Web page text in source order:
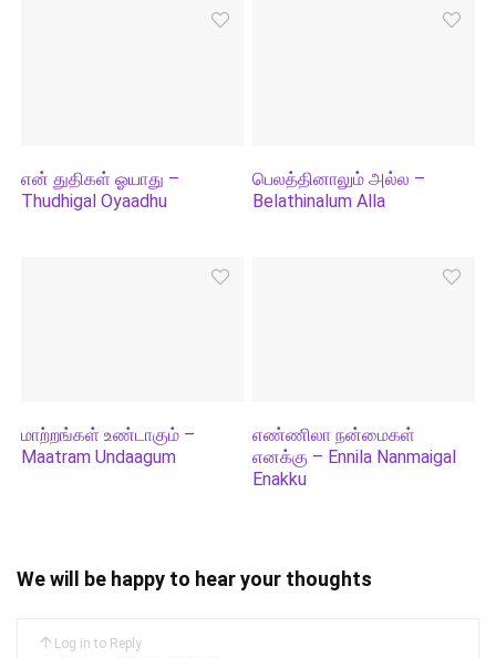
என் துதிகள் ஓயாது –
Thudhigal Oyaadhu
பெலத்தினாலும் அல்ல –
Belathinalum Alla
மாற்றங்கள் உண்டாகும் –
Maatram Undaagum
எண்ணிலா நன்மைகள்
எனக்கு – Ennila Nanmaigal
Enakku
We will be happy to hear your thoughts
Log in to Reply